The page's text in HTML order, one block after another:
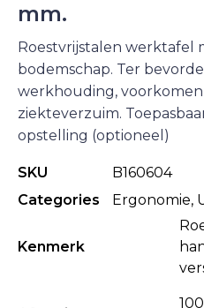
mm.
Roestvrijstalen werktafel
bodemschap. Ter
werkhouding,
ziekteverzuim.
opstelling (optioneel)
SKU
B160604
Categories
Ergonomie,
Kenmerk